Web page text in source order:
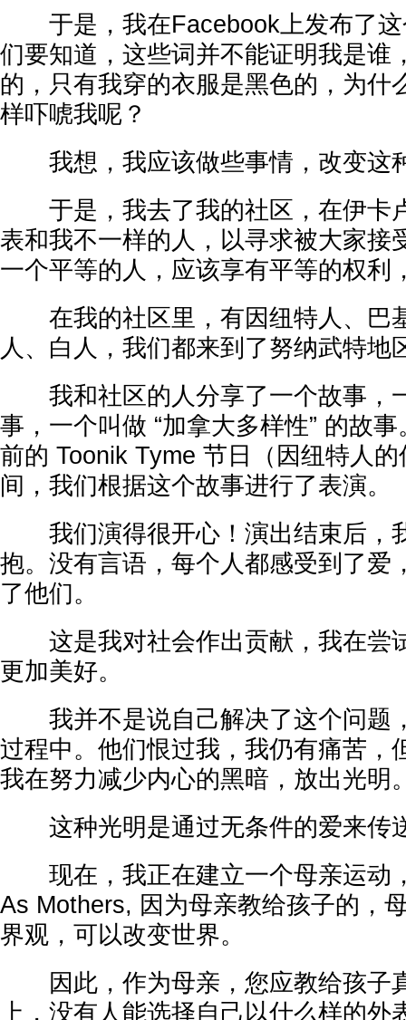
于是，我在Facebook上发布了这
们要知道，这些词并不能证明我是谁
的，只有我穿的衣服是黑色的，为什
样吓唬我呢？
我想，我应该做些事情，改变这
于是，我去了我的社区，在伊卡
表和我不一样的人，以寻求被大家接
一个平等的人，应该享有平等的权利
在我的社区里，有因纽特人、巴
人、白人，我们都来到了努纳武特地
我和社区的人分享了一个故事，
事，一个叫做 “加拿大多样性” 的故
前的 Toonik Tyme 节日（因纽特人
间，我们根据这个故事进行了表演。
我们演得很开心！演出结束后，
抱。没有言语，每个人都感受到了爱
了他们。
这是我对社会作出贡献，我在尝
更加美好。
我并不是说自己解决了这个问题
过程中。他们恨过我，我仍有痛苦，
我在努力减少内心的黑暗，放出光明
这种光明是通过无条件的爱来传
现在，我正在建立一个母亲运动
As Mothers, 因为母亲教给孩子的，
界观，可以改变世界。
因此，作为母亲，您应教给孩子
上，没有人能选择自己以什么样的外